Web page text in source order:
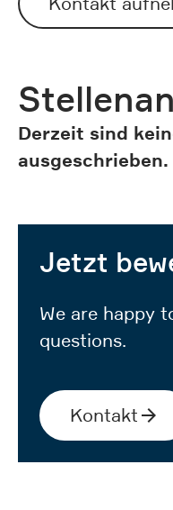
Derzeit sind
ausgeschrieben.
Jetzt
We are happy
questions.
Kontakt